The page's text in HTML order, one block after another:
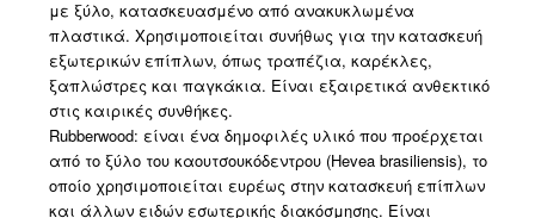
με ξύλο, κατασκευασμένο από ανακυκλωμένα
πλαστικά. Χρησιμοποιείται συνήθως για την κατασκευή
εξωτερικών επίπλων, όπως τραπέζια, καρέκλες,
ξαπλώστρες και παγκάκια. Είναι εξαιρετικά ανθεκτικό
στις καιρικές συνθήκες.
Rubberwood: είναι ένα δημοφιλές υλικό που προέρχεται
από το ξύλο του καουτσουκόδεντρου (Hevea brasiliensis), το
οποίο χρησιμοποιείται ευρέως στην κατασκευή επίπλων
και άλλων ειδών εσωτερικής διακόσμησης. Είναι